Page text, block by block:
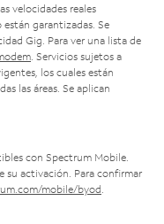
velocidades reales
garantizadas. Se
Gig. Para ver una lista de
. Servicios sujetos a
los cuales están
las áreas. Se aplican
con Spectrum Mobile.
su activación. Para confirmar
mobile/byod